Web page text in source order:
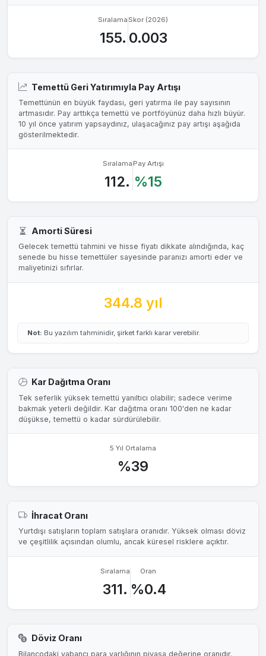
Sıralama
155.
Skor (2026)
0.003
Temettü Geri Yatırımıyla Pay Artışı
Temettünün en büyük faydası, geri yatırma ile pay sayısının
artmasıdır. Pay arttıkça temettü ve portföyünüz daha hızlı büyür.
10 yıl önce yatırım yapsaydınız, ulaşacağınız pay artışı aşağıda
gösterilmektedir.
Sıralama
112.
Pay Artışı
%15
Amorti Süresi
Gelecek temettü tahmini ve hisse fiyatı dikkate alındığında, kaç
senede bu hisse temettüler sayesinde paranızı amorti eder ve
maliyetinizi sıfırlar.
344.8 yıl
Not: Bu yazılım tahminidir, şirket farklı karar verebilir.
Kar Dağıtma Oranı
Tek seferlik yüksek temettü yanıltıcı olabilir; sadece verime
bakmak yeterli değildir. Kar dağıtma oranı 100'den ne kadar
düşükse, temettü o kadar sürdürülebilir.
5 Yıl Ortalama
%39
İhracat Oranı
Yurtdışı satışların toplam satışlara oranıdır. Yüksek olması döviz
ve çeşitlilik açısından olumlu, ancak küresel risklere açıktır.
Sıralama
311.
Oran
%0.4
Döviz Oranı
Bilançodaki yabancı para varlığının piyasa değerine oranıdır.